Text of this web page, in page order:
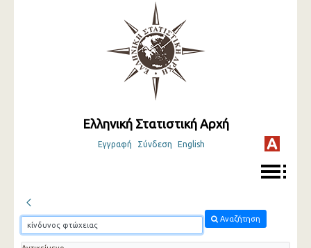
Ελληνική Στατιστική Αρχή
Εγγραφή Σύνδεση English
Αναζήτηση